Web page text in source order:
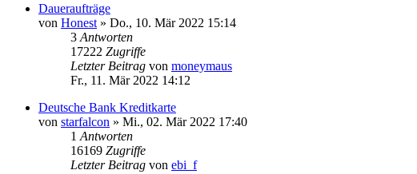
Daueraufträge
von Honest » Do., 10. Mär 2022 15:14
3 Antworten
17222 Zugriffe
Letzter Beitrag von moneymaus
Fr., 11. Mär 2022 14:12
Deutsche Bank Kreditkarte
von starfalcon » Mi., 02. Mär 2022 17:40
1 Antworten
16169 Zugriffe
Letzter Beitrag von ebi_f